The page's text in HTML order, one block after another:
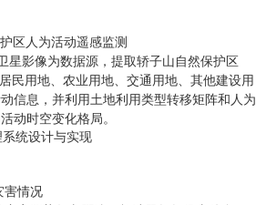
区人为活动遥感监测
星影像为数据源，提取轿子山自然保护区
民用地、农业用地、交通用地、其他建设用
信息，并利用土地利用类型转移矩阵和人为
动时空变化格局。
害情况